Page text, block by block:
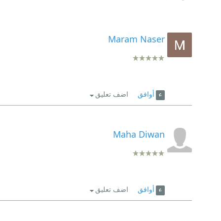
Maram Naser
أوافق اضف تعليق
Maha Diwan
أوافق اضف تعليق